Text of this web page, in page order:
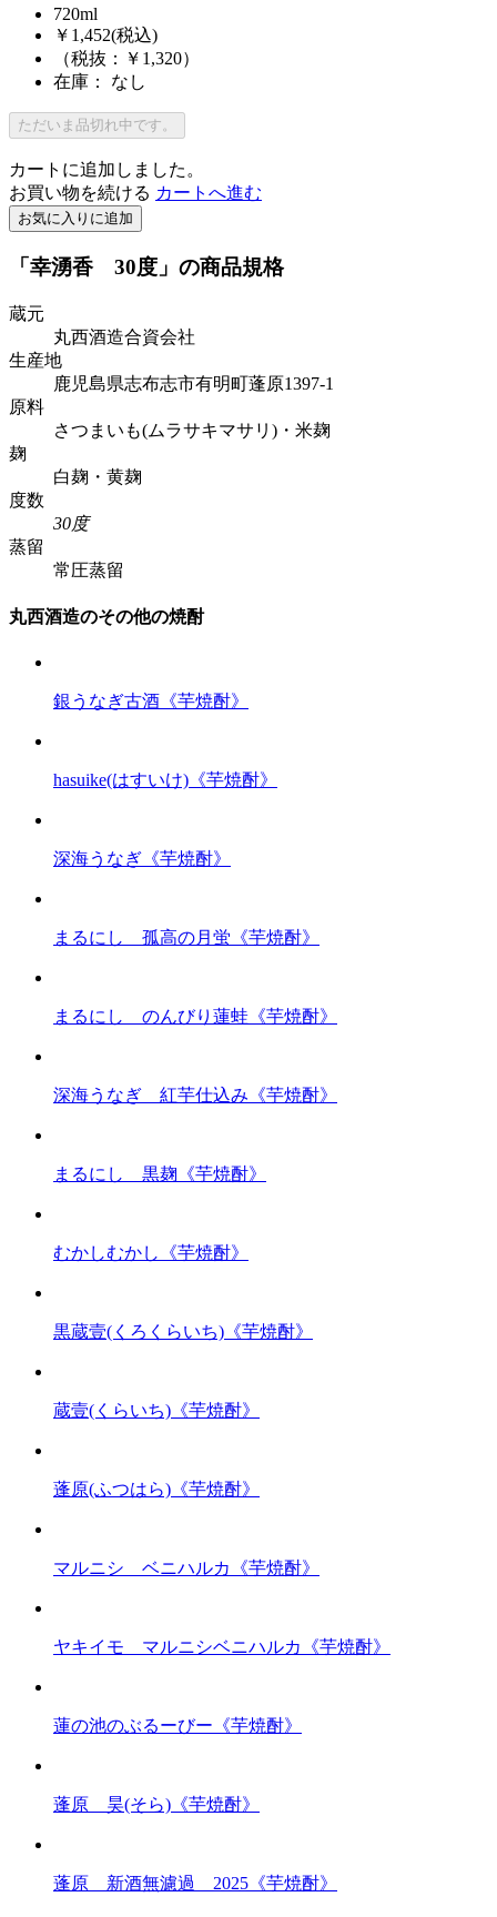
720ml
￥1,452(税込)
（税抜：￥1,320）
在庫： なし
ただいま品切れ中です。
カートに追加しました。
お買い物を続ける カートへ進む
お気に入りに追加
「幸湧香 30度」の商品規格
蔵元
丸西酒造合資会社
生産地
鹿児島県志布志市有明町蓬原1397-1
原料
さつまいも(ムラサキマサリ)・米麹
麹
白麹・黄麹
度数
30度
蒸留
常圧蒸留
丸西酒造のその他の焼酎
銀うなぎ古酒《芋焼酎》
hasuike(はすいけ)《芋焼酎》
深海うなぎ《芋焼酎》
まるにし 孤高の月蛍《芋焼酎》
まるにし のんびり蓮蛙《芋焼酎》
深海うなぎ 紅芋仕込み《芋焼酎》
まるにし 黒麹《芋焼酎》
むかしむかし《芋焼酎》
黒蔵壹(くろくらいち)《芋焼酎》
蔵壹(くらいち)《芋焼酎》
蓬原(ふつはら)《芋焼酎》
マルニシ ベニハルカ《芋焼酎》
ヤキイモ マルニシベニハルカ《芋焼酎》
蓮の池のぶるーびー《芋焼酎》
蓬原 昊(そら)《芋焼酎》
蓬原 新酒無濾過 2025《芋焼酎》